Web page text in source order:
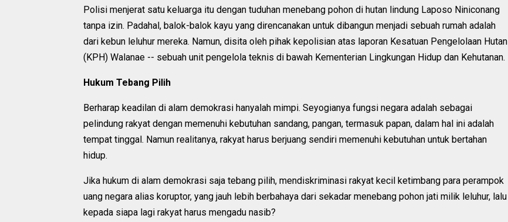
Polisi menjerat satu keluarga itu dengan tuduhan menebang pohon di hutan lindung Laposo Niniconang
tanpa izin. Padahal, balok-balok kayu yang direncanakan untuk dibangun menjadi sebuah rumah adalah
dari kebun leluhur mereka. Namun, disita oleh pihak kepolisian atas laporan Kesatuan Pengelolaan Hutan
(KPH) Walanae -- sebuah unit pengelola teknis di bawah Kementerian Lingkungan Hidup dan Kehutanan.
Hukum Tebang Pilih
Berharap keadilan di alam demokrasi hanyalah mimpi. Seyogianya fungsi negara adalah sebagai
pelindung rakyat dengan memenuhi kebutuhan sandang, pangan, termasuk papan, dalam hal ini adalah
tempat tinggal. Namun realitanya, rakyat harus berjuang sendiri memenuhi kebutuhan untuk bertahan
hidup.
Jika hukum di alam demokrasi saja tebang pilih, mendiskriminasi rakyat kecil ketimbang para perampok
uang negara alias koruptor, yang jauh lebih berbahaya dari sekadar menebang pohon jati milik leluhur, lalu
kepada siapa lagi rakyat harus mengadu nasib?